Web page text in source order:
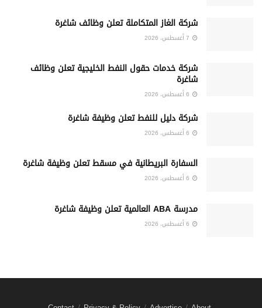
شركة الغاز المتكاملة تعلن وظائف شاغرة
شركة خدمات حقول النفط الخليجية تعلن وظائف
شاغرة
شركة دليل للنفط تعلن وظيفة شاغرة
السفارة البريطانية في مسقط تعلن وظيفة شاغرة
مدرسة ABA العالمية تعلن وظيفة شاغرة